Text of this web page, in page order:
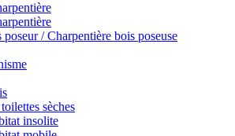
/ Charpentière bois poseuse
sèches
insolite